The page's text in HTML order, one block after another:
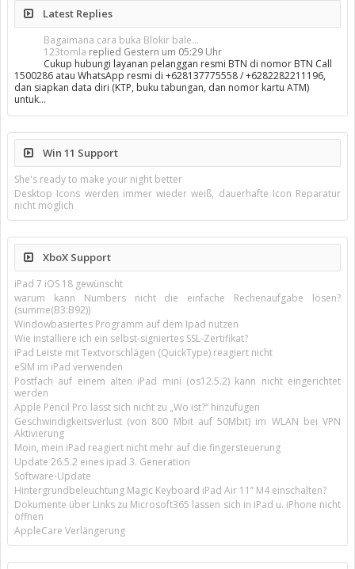
Latest Replies
Bagaimana cara buka Blokir bale...
123tomla replied Gestern um 05:29 Uhr
Cukup hubungi layanan pelanggan resmi BTN di nomor BTN Call
1500286 atau WhatsApp resmi di +628137775558 / +6282282211196,
dan siapkan data diri (KTP, buku tabungan, dan nomor kartu ATM)
untuk…
Win 11 Support
She's ready to make your night better
Desktop Icons werden immer wieder weiß, dauerhafte Icon Reparatur
nicht möglich
XboX Support
iPad 7 iOS 18 gewünscht
warum kann Numbers nicht die einfache Rechenaufgabe lösen?
(summe(B3:B92))
Windowbasiertes Programm auf dem Ipad nutzen
Wie installiere ich ein selbst-signiertes SSL-Zertifikat?
iPad Leiste mit Textvorschlägen (QuickType) reagiert nicht
eSIM im iPad verwenden
Postfach auf einem alten iPad mini (os12.5.2) kann nicht eingerichtet
werden
Apple Pencil Pro lässt sich nicht zu „Wo ist?“ hinzufügen
Geschwindigkeitsverlust (von 800 Mbit auf 50Mbit) im WLAN bei VPN
Aktivierung
Moin, mein iPad reagiert nicht mehr auf die fingersteuerung
Update 26.5.2 eines ipad 3. Generation
Software-Update
Hintergrundbeleuchtung Magic Keyboard iPad Air 11’’ M4 einschalten?
Dokumente über Links zu Microsoft365 lassen sich in iPad u. iPhone nicht
öffnen
AppleCare Verlängerung